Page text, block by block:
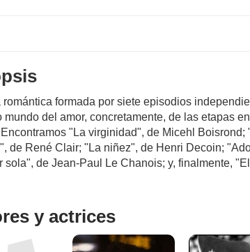
formada por siete episodios
mundo del amor, concretamente, de las etapas
"La virginidad", de Micehl
de René Clair; "La niñez", de Henri Decoin;
sola", de Jean-Paul Le Chanois; y, finalmente,
y actrices